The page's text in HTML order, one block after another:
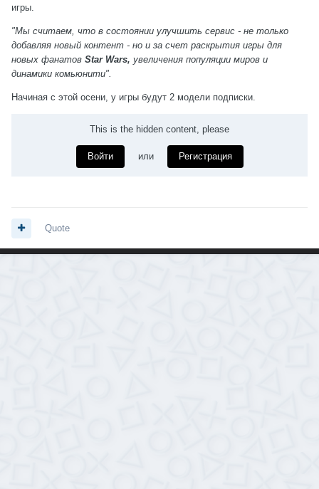
игры.
"Мы считаем, что в состоянии улучшить сервис - не только
добавляя новый контент - но и за счет раскрытия игры для
новых фанатов Star Wars, увеличения популяции миров и
динамики комьюнити".
Начиная с этой осени, у игры будут 2 модели подписки.
This is the hidden content, please
Войти или Регистрация
Quote